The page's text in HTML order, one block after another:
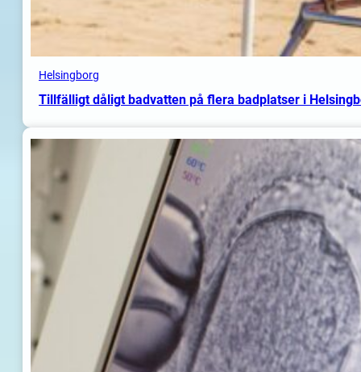
Helsingborg
Tillfälligt dåligt badvatten på flera badplatser i